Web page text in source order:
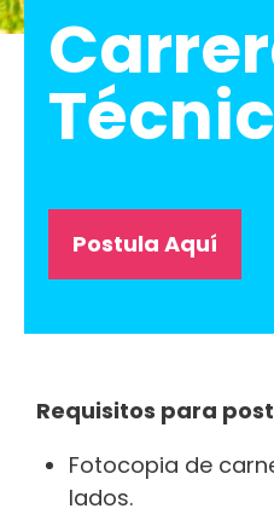
Postula Aquí
Requisitos para
Fotocopia de
lados.